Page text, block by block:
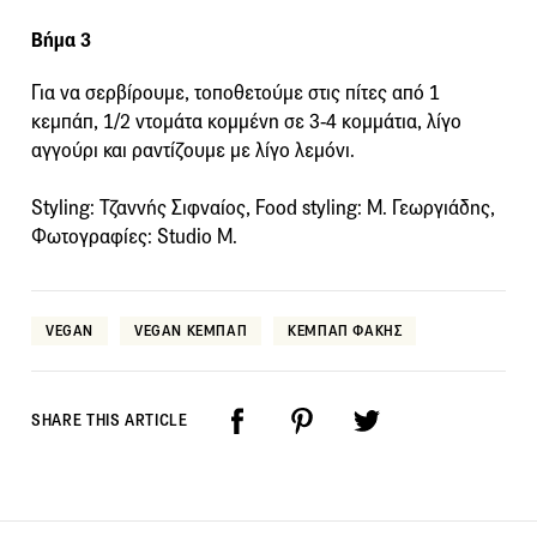
Βήμα 3
Για να σερβίρουμε, τοποθετούμε στις πίτες από 1
κεμπάπ, 1/2 ντομάτα κομμένη σε 3-4 κομμάτια, λίγο
αγγούρι και ραντίζουμε με λίγο λεμόνι.
Styling: Τζαννής Σιφναίος, Food styling: Μ. Γεωργιάδης,
Φωτογραφίες: Studio M.
VEGAN VEGAN ΚΕΜΠΑΠ ΚΕΜΠΑΠ ΦΑΚΗΣ
SHARE THIS ARTICLE